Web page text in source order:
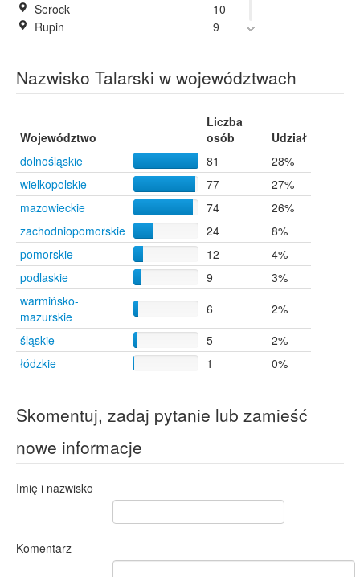
Serock
10
Rupin
9
Kwidzyn
7
Wilcza
7
6
Elbląg
6
Jarocin
6
Ostrów Wielkopolski
6
Otorowo
6
Pokrzywnica
6
Borek Wielkopolski
5
Chrzczony
5
Czerwonka Włościańska
5
Kórnik
Luboń
5
Piaseczno
Przemków
5
Starogard Gdański
Tychy
Leszno
Piastów
Siedlce
4
Szklarska Poręba
Środa Wielkopolska
4
4
Krasnosielc
2
Nazwisko Talarski w województwach
Województwo
Liczba
osób
Udział
dolnośląskie
81
28%
wielkopolskie
77
27%
mazowieckie
74
26%
zachodniopomorskie
24
8%
pomorskie
12
4%
podlaskie
9
3%
warmińsko-
mazurskie
6
2%
śląskie
5
2%
łódzkie
1 0%
Skomentuj, zadaj pytanie lub zamieść
nowe informacje
Imię i nazwisko
Komentarz